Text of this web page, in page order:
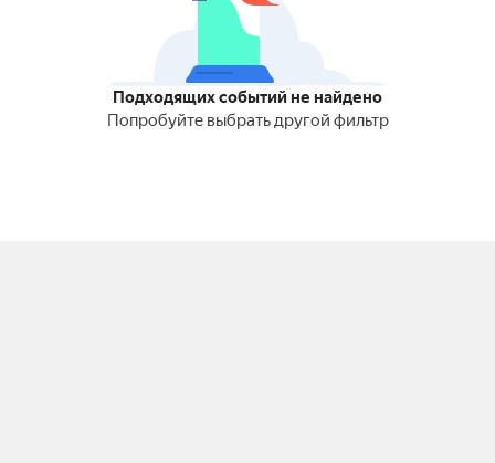
Подходящих событий не найдено
Попробуйте выбрать другой фильтр